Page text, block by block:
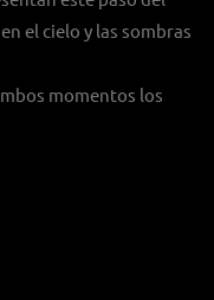
el cielo y las sombras
momentos los